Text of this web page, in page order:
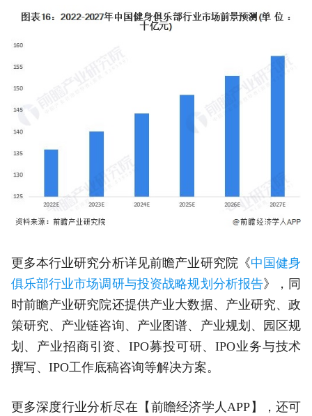
更多本行业研究分析详见前瞻产业研究院《中国健身
俱乐部行业市场调研与投资战略规划分析报告》，同
时前瞻产业研究院还提供产业大数据、产业研究、政
策研究、产业链咨询、产业图谱、产业规划、园区规
划、产业招商引资、IPO募投可研、IPO业务与技术
撰写、IPO工作底稿咨询等解决方案。
更多深度行业分析尽在【前瞻经济学人APP】，还可